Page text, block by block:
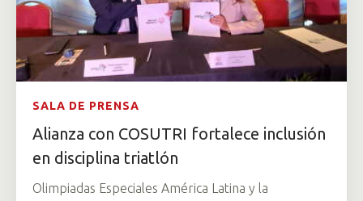
SALA DE PRENSA
Alianza con COSUTRI fortalece inclusión
en disciplina triatlón
Olimpiadas Especiales América Latina y la